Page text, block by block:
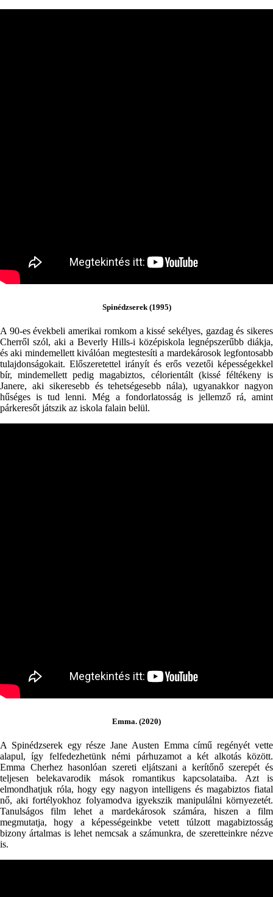
Spinédzserek (1995)
A 90-es évekbeli amerikai romkom a kissé sekélyes, gazdag és sikeres
Cherről szól, aki a Beverly Hills-i középiskola legnépszerűbb diákja,
és aki mindemellett kiválóan megtestesíti a mardekárosok legfontosabb
tulajdonságokait. Előszeretettel irányít és erős vezetői képességekkel
bír, mindemellett pedig magabiztos, célorientált (kissé féltékeny is
Janere, aki sikeresebb és tehetségesebb nála), ugyanakkor nagyon
hűséges is tud lenni. Még a fondorlatosság is jellemző rá, amint
párkeresőt játszik az iskola falain belül.
Emma. (2020)
A Spinédzserek egy része Jane Austen Emma című regényét vette
alapul, így felfedezhetünk némi párhuzamot a két alkotás között.
Emma Cherhez hasonlóan szereti eljátszani a kerítőnő szerepét és
teljesen belekavarodik mások romantikus kapcsolataiba. Azt is
elmondhatjuk róla, hogy egy nagyon intelligens és magabiztos fiatal
nő, aki fortélyokhoz folyamodva igyekszik manipulálni környezetét.
Tanulságos film lehet a mardekárosok számára, hiszen a film
megmutatja, hogy a képességeinkbe vetett túlzott magabiztosság
bizony ártalmas is lehet nemcsak a számunkra, de szeretteinkre nézve
is.